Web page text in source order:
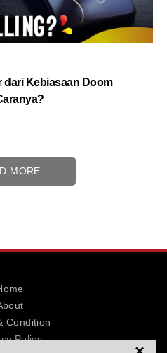
dari Kebiasaan Doom
MORE
Condition
Policy